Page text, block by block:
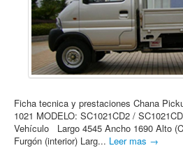
Ficha tecnica y prestaciones Chana
1021 MODELO: SC1021CD2 /
Vehículo Largo 4545 Ancho 1690 Alto
Furgón (interior) Larg... Leer mas →